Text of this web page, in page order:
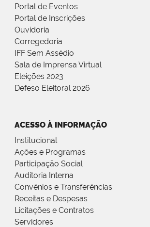
Portal de Eventos
Portal de Inscrições
Ouvidoria
Corregedoria
IFF Sem Assédio
Sala de Imprensa Virtual
Eleições 2023
Defeso Eleitoral 2026
ACESSO À INFORMAÇÃO
Institucional
Ações e Programas
Participação Social
Auditoria Interna
Convênios e Transferências
Receitas e Despesas
Licitações e Contratos
Servidores